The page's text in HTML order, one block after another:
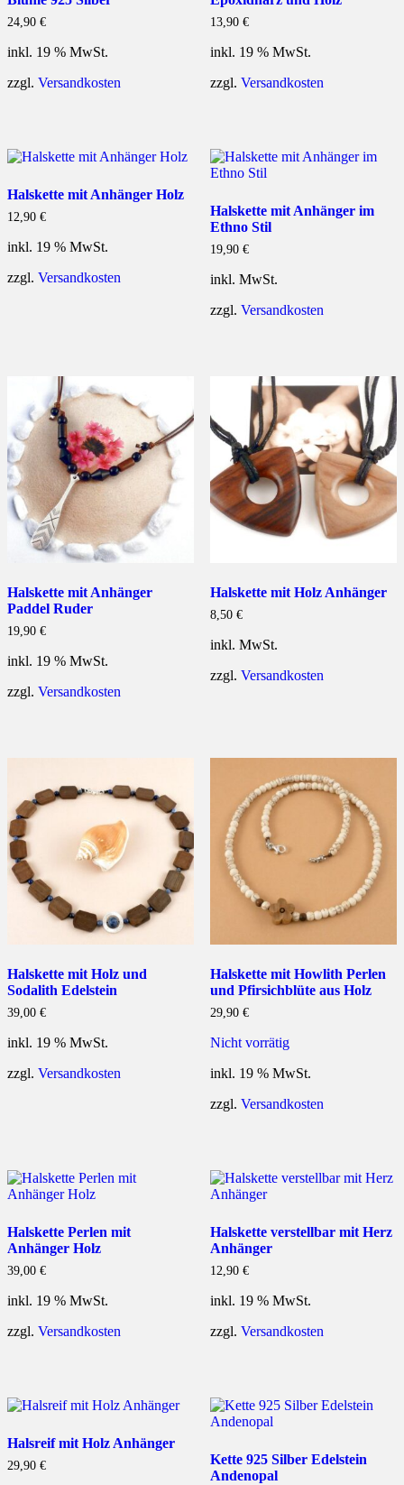
24,90 €
inkl. 19 % MwSt.
zzgl. Versandkosten
13,90 €
inkl. 19 % MwSt.
zzgl. Versandkosten
Halskette mit Anhänger Holz
12,90 €
inkl. 19 % MwSt.
zzgl. Versandkosten
Halskette mit Anhänger im
Ethno Stil
19,90 €
inkl. MwSt.
zzgl. Versandkosten
Halskette mit Anhänger
Paddel Ruder
19,90 €
inkl. 19 % MwSt.
zzgl. Versandkosten
Halskette mit Holz Anhänger
8,50 €
inkl. MwSt.
zzgl. Versandkosten
Halskette mit Holz und
Sodalith Edelstein
39,00 €
inkl. 19 % MwSt.
zzgl. Versandkosten
Halskette mit Howlith Perlen
und Pfirsichblüte aus Holz
29,90 €
Nicht vorrätig
inkl. 19 % MwSt.
zzgl. Versandkosten
Halskette Perlen mit
Anhänger Holz
39,00 €
inkl. 19 % MwSt.
zzgl. Versandkosten
Halskette verstellbar mit Herz
Anhänger
12,90 €
inkl. 19 % MwSt.
zzgl. Versandkosten
Halsreif mit Holz Anhänger
29,90 €
Kette 925 Silber Edelstein
Andenopal